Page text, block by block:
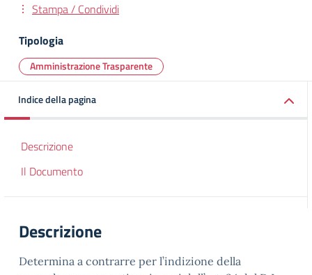
Stampa / Condividi
Tipologia
Amministrazione Trasparente
Indice della pagina
Descrizione
Il Documento
Descrizione
Determina a contrarre per l’indizione della